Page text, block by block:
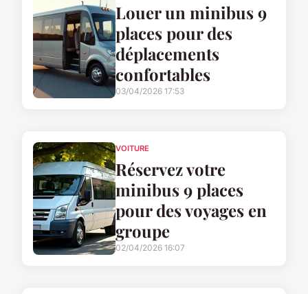
Louer un minibus 9
places pour des
déplacements
confortables
03/04/2026 17:53
VOITURE
Réservez votre
minibus 9 places
pour des voyages en
groupe
02/04/2026 16:07